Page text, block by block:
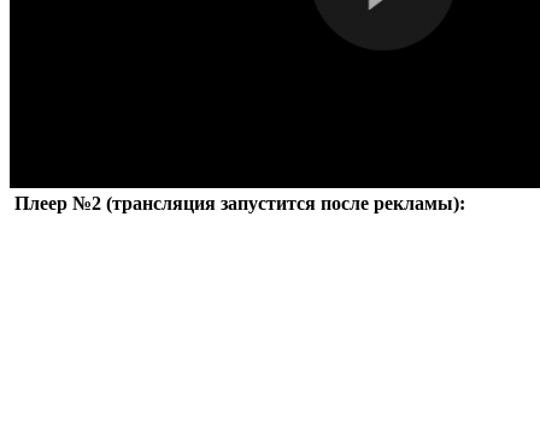
Плеер №2 (трансляция запустится после рекламы):